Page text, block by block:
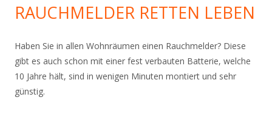
RAUCHMELDER RETTEN LEBEN
Haben Sie in allen Wohnräumen einen Rauchmelder? Diese
gibt es auch schon mit einer fest verbauten Batterie, welche
10 Jahre hält, sind in wenigen Minuten montiert und sehr
günstig.